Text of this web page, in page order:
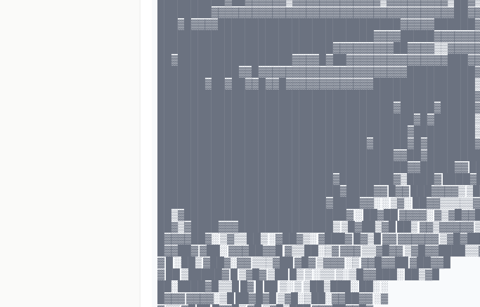
█████████████████████████████████████▓▓█████▓▓
██████████████████████████▓████████▓▒████▓
███████████████████████████▓████▓▓ █▓▓ ███▓▓▓▓▒
█████████████████████████▓████▓▓░ ░ ▒▓░
██▒▓████████████████████████▓ ░ ██▓██ ▓▓▓▓░
██▓▒▓████▓▓▓██████████████▒ ▒█▓██▒▓█ ██▒ ▓▓▒▓▓▓▓▓
█▓▓▓▓██▓░ ▒▓▒▒██▒ ░▓██▓▒░ ▓███▓ █▓▒█ ▓▓ ▓▓▓▓▓▓
█▓▓██▓ ▓██░ ▓▓▓██▓▓█ ▓▒▒██░▒▓ ▓▓▓ ▒▒▓█▓▓
▓ █ ░██▒ ▓██▓░▓▓ ▒▒▒▓██ ▓█▓ ▒▓▓▓ ░▒ ▓▓█▓▓██ ▓██▓▓█
▓ ██ ▒█████▓ █ ▒▓█▓ ▒██ █▒ ▒ ░▒▒ ▒░▒█▓▓███░ ██▒▓█
██░████▓█▒▒█ █▓ █ ██ ▒░ ▒ ▒██▒███░ ██░ ░
█▓▓▓ ▓▓▓▓░▒█ ██▓█▓█ ▒▓█░▒██░▓▓██▓▓ ░▓